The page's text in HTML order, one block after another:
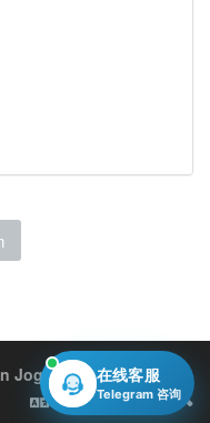
Jog Fenntartva.
Magyar
在线客服
Telegram 咨询